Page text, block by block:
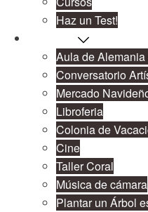
Haz un Test!
Aula de
Conversatorio
Mercado
Libroferia
Colonia de
Cine
Taller Coral
Música de cámara
Plantar un Árbol